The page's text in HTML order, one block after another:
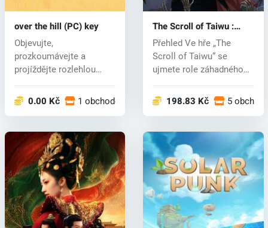
over the hill (PC) key
Objevujte,
prozkoumávejte a
projíždějte rozlehlou
Hill...0.00 Kč 1 obchodech
The Scroll of Taiwu :
Beyond The Dome (PC)
key
Přehled Ve hře „The
Scroll of Taiwu“ se
ujmete role záhadného
198.83 Kč 5